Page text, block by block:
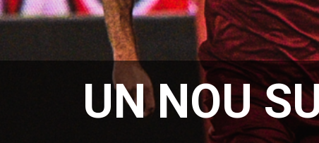
UN NOU